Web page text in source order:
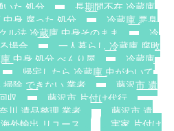
いた 処分
長期間不在 冷蔵庫
中身 腐った 処分
冷蔵庫 悪臭
ル法 冷蔵庫 中身そのまま
冷
場合
一人暮らし 冷蔵庫 腐敗
中身 処分 べんり屋
冷蔵庫
帰宅したら 冷蔵庫 虫がわいて
掃除 できない 業者
藤沢市 遺
収
藤沢市 片付け代行
川 遺品整理 業者
藤沢市 遺
外輸出 リユース
実家 片付け